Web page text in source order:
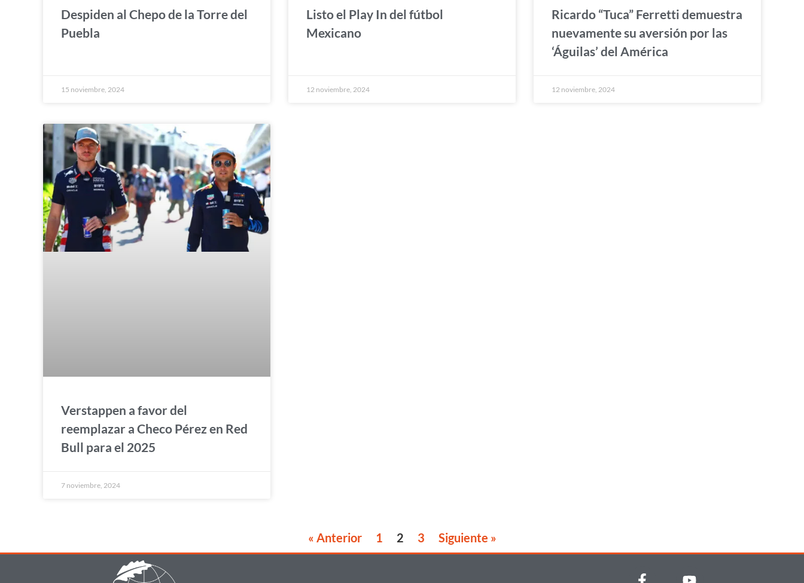
Despiden al Chepo de la Torre del
Puebla
15 noviembre, 2024
Listo el Play In del fútbol
Mexicano
12 noviembre, 2024
Ricardo “Tuca” Ferretti demuestra
nuevamente su aversión por las
‘Águilas’ del América
12 noviembre, 2024
Verstappen a favor del
reemplazar a Checo Pérez en Red
Bull para el 2025
7 noviembre, 2024
« Anterior 1 2 3 Siguiente »